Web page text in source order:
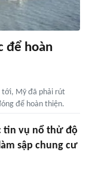
để hoàn
tới, Mỹ đã phải rút
để hoàn thiện.
tin vụ nổ thử độ
sập chung cư